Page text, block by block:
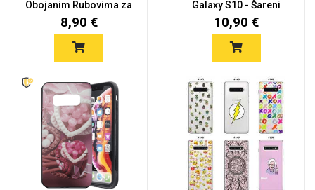
Obojanim Rubovima za
Gal...
8,90 €
Galaxy S10 - Šareni
moti...
10,90 €